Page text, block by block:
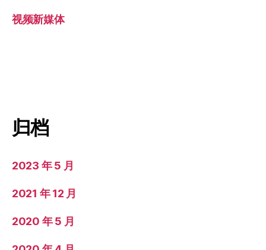
视频新媒体
归档
2023 年 5 月
2021 年 12 月
2020 年 5 月